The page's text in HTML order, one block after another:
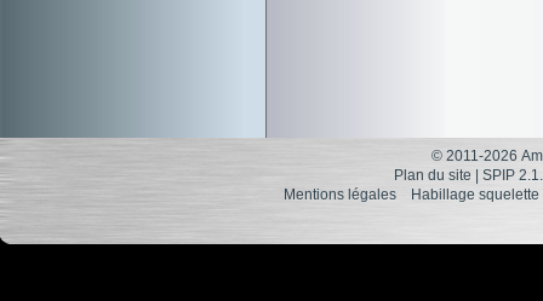
© 2011-2026
Plan du site
SPIP
Mentions légales Habillage